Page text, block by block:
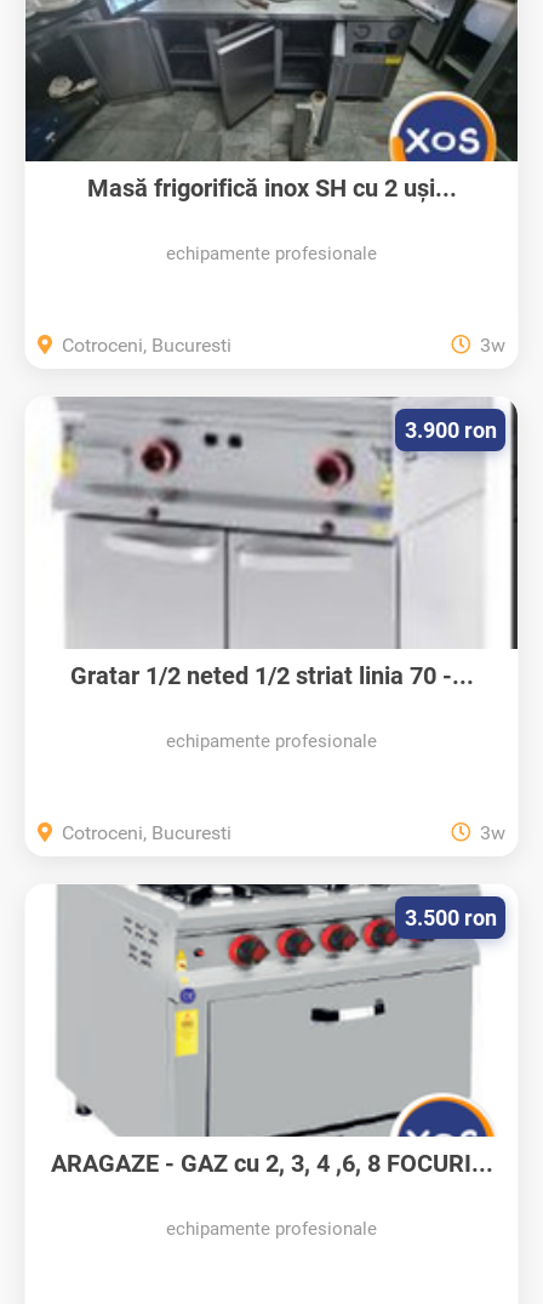
Masă frigorifică inox SH cu 2 uși...
echipamente profesionale
Cotroceni, Bucuresti 3w
Gratar 1/2 neted 1/2 striat linia 70 -...
echipamente profesionale
3.900 ron
Cotroceni, Bucuresti 3w
ARAGAZE - GAZ cu 2, 3, 4 ,6, 8 FOCURI...
echipamente profesionale
3.500 ron